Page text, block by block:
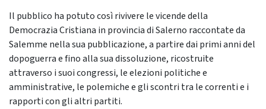
Il pubblico ha potuto così rivivere le vicende della
Democrazia Cristiana in provincia di Salerno raccontate da
Salemme nella sua pubblicazione, a partire dai primi anni del
dopoguerra e fino alla sua dissoluzione, ricostruite
attraverso i suoi congressi, le elezioni politiche e
amministrative, le polemiche e gli scontri tra le correnti e i
rapporti con gli altri partiti.